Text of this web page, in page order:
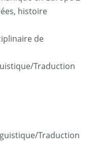
histoire
de
Traduction
Traduction